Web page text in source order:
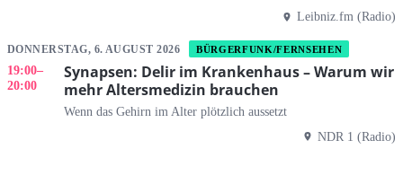
Leibniz.fm (Radio)
DONNERSTAG, 6. AUGUST 2026 BÜRGERFUNK/FERNSEHEN
19:00–
20:00
Synapsen: Delir im Krankenhaus – Warum wir
mehr Altersmedizin brauchen
Wenn das Gehirn im Alter plötzlich aussetzt
NDR 1 (Radio)